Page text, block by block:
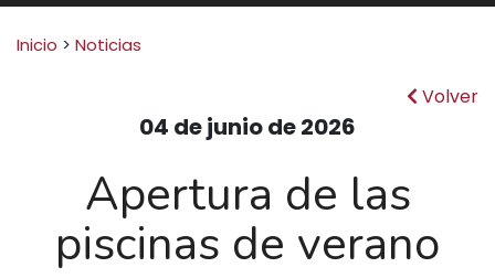
Buscar:
Inicio > Noticias
Volver
04 de junio de 2026
Apertura de las
piscinas de verano